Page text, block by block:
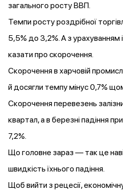
загального росту ВВП.
Темпи росту роздрібної
5,5% до 3,2%. А з урахуванням
казати про скорочення.
Скорочення в харчовій
й досягли темпу мінус 0,7%
Скорочення перевезень
квартал, а в березні падіння
7,2%.
Що головне зараз — так це
швидкість їхнього падіння.
Щоб вийти з рецесії,